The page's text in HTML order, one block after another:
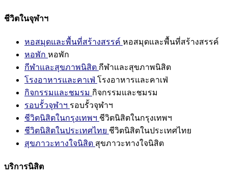
ชีวิตในจุฬาฯ
หอสมุดและพื้นที่สร้างสรรค์ หอสมุดและพื้นที่สร้างสรรค์
หอพัก หอพัก
กีฬาและสุขภาพนิสิต กีฬาและสุขภาพนิสิต
โรงอาหารและคาเฟ่ โรงอาหารและคาเฟ่
กิจกรรมและชมรม กิจกรรมและชมรม
รอบรั้วจุฬาฯ รอบรั้วจุฬาฯ
ชีวิตนิสิตในกรุงเทพฯ ชีวิตนิสิตในกรุงเทพฯ
ชีวิตนิสิตในประเทศไทย ชีวิตนิสิตในประเทศไทย
สุขภาวะทางใจนิสิต สุขภาวะทางใจนิสิต
บริการนิสิต